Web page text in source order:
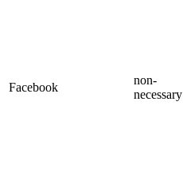
Facebook
non-
necessary